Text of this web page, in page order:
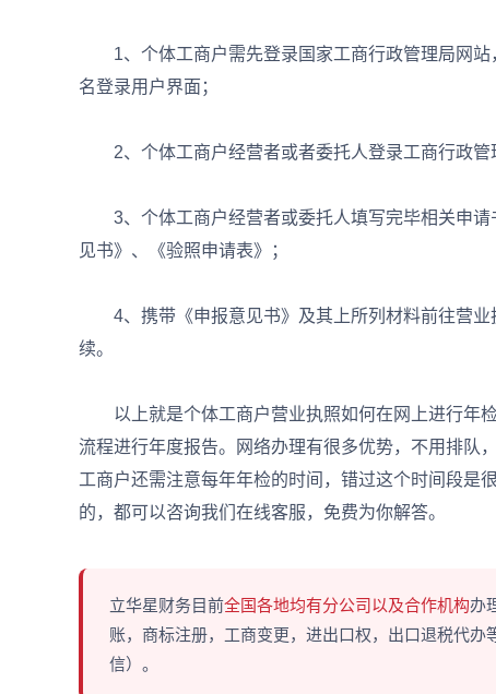
1、个体工商户需先登录国家工商行政管理局网站
名登录用户界面；
2、个体工商户经营者或者委托人登录工商行政管
3、个体工商户经营者或委托人填写完毕相关申请
见书》、《验照申请表》；
4、携带《申报意见书》及其上所列材料前往营业
续。
以上就是个体工商户营业执照如何在网上进行年
流程进行年度报告。网络办理有很多优势，不用排队
工商户还需注意每年年检的时间，错过这个时间段是
的，都可以咨询我们在线客服，免费为你解答。
立华星财务目前全国各地均有分公司以及合作机构办
账，商标注册，工商变更，进出口权，出口退税代
信）。